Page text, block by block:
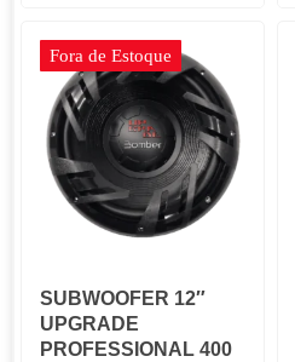
Fora de Estoque
SUBWOOFER 12″
UPGRADE
PROFESSIONAL 400